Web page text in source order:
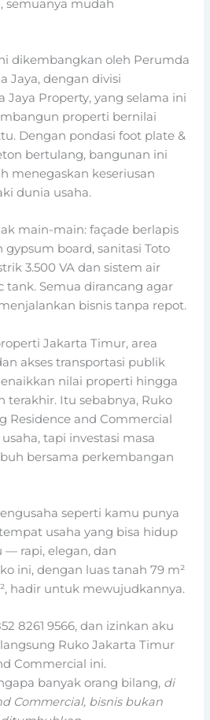
semuanya mudah
dikembangkan oleh Perumda
Jaya, dengan divisi
Jaya Property, yang selama ini
properti bernilai
Dengan pondasi foot plate &
bertulang, bangunan ini
menegaskan keseriusan
dunia usaha.
main-main: façade berlapis
board, sanitasi Toto
3.500 VA dan sistem air
tank. Semua dirancang agar
bisnis tanpa repot.
Jakarta Timur, area
akses transportasi publik
nilai properti hingga
terakhir. Itu sebabnya, Ruko
Residence and Commercial
tapi investasi masa
bersama perkembangan
seperti kamu punya
usaha yang bisa hidup
— rapi, elegan, dan
ini, dengan luas tanah 79 m²
hadir untuk mewujudkannya.
8261 9566, dan izinkan aku
Ruko Jakarta Timur
Commercial ini.
banyak orang bilang, di
Commercial, bisnis bukan